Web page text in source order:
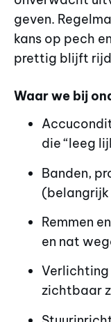
geven.
kans op pech
prettig blijft
Waar we bij
die “leeg
Banden,
Remmen
en nat
zichtbaar